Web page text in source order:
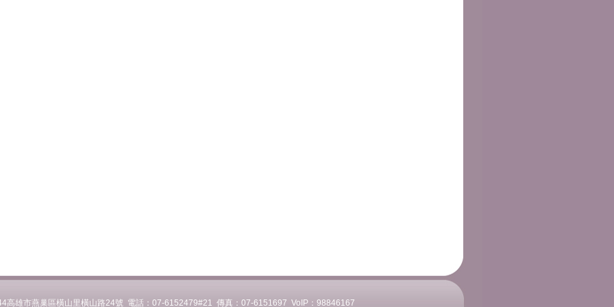
高雄市燕巢區橫山里橫山路24號 電話：07-6152479#21 傳真：07-6151697 VoIP： 98846167